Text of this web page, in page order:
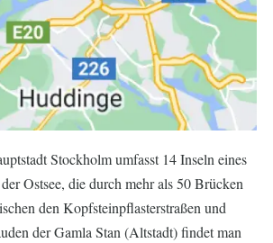
Stockholm umfasst 14 Inseln eines
Ostsee, die durch mehr als 50 Brücken
den Kopfsteinpflasterstraßen und
der Gamla Stan (Altstadt) findet man